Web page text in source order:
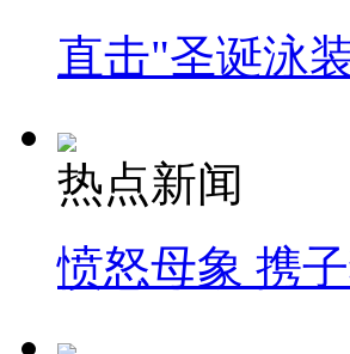
直击"圣诞泳
热点新闻
愤怒母象 携